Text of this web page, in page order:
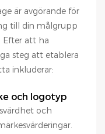
är avgörande för
till din målgrupp
Efter att ha
steg att etablera
inkluderar:
och logotyp
och